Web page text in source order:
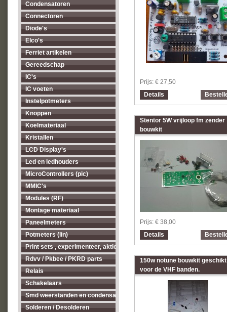
Condensatoren
Connectoren
Diode's
Elco's
Ferriet artikelen
Gereedschap
IC's
IC voeten
Instelpotmeters
Knoppen
Koelmateriaal
Kristallen
LCD Display's
Led en ledhouders
MicroControllers (pic)
MMIC's
Modules (RF)
Montage materiaal
Paneelmeters
Potmeters (lin)
Print sets , experimenteer, aktieve antenne's enz...
Rdvv / Pkbee / PKRD parts
Relais
Schakelaars
Smd weerstanden en condensatoren
Solderen / Desolderen
Prijs: € 27,50
Details
Stentor 5W vrijloop fm zender
bouwkit
Prijs: € 38,00
Details
150w notune bouwkit geschikt
voor de VHF banden.